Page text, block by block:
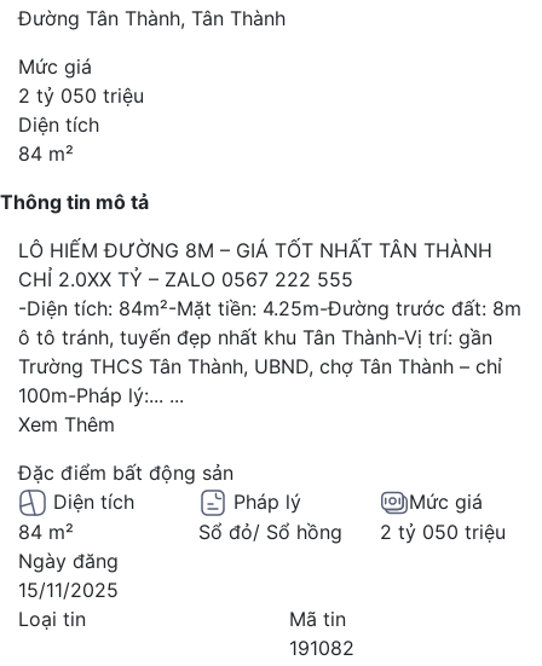
Đường Tân Thành, Tân Thành
Mức giá
2 tỷ 050 triệu
Diện tích
84 m²
Thông tin mô tả
LÔ HIẾM ĐƯỜNG 8M – GIÁ TỐT NHẤT TÂN THÀNH
CHỈ 2.0XX TỶ – ZALO 0567 222 555
-Diện tích: 84m²-Mặt tiền: 4.25m-Đường trước đất: 8m
ô tô tránh, tuyến đẹp nhất khu Tân Thành-Vị trí: gần
Trường THCS Tân Thành, UBND, chợ Tân Thành – chỉ
100m-Pháp lý:... ...
Xem Thêm
Đặc điểm bất động sản
Diện tích
84 m²
Pháp lý
Sổ đỏ/ Sổ hồng
Mức giá
2 tỷ 050 triệu
Ngày đăng
15/11/2025
Loại tin
Mã tin
191082